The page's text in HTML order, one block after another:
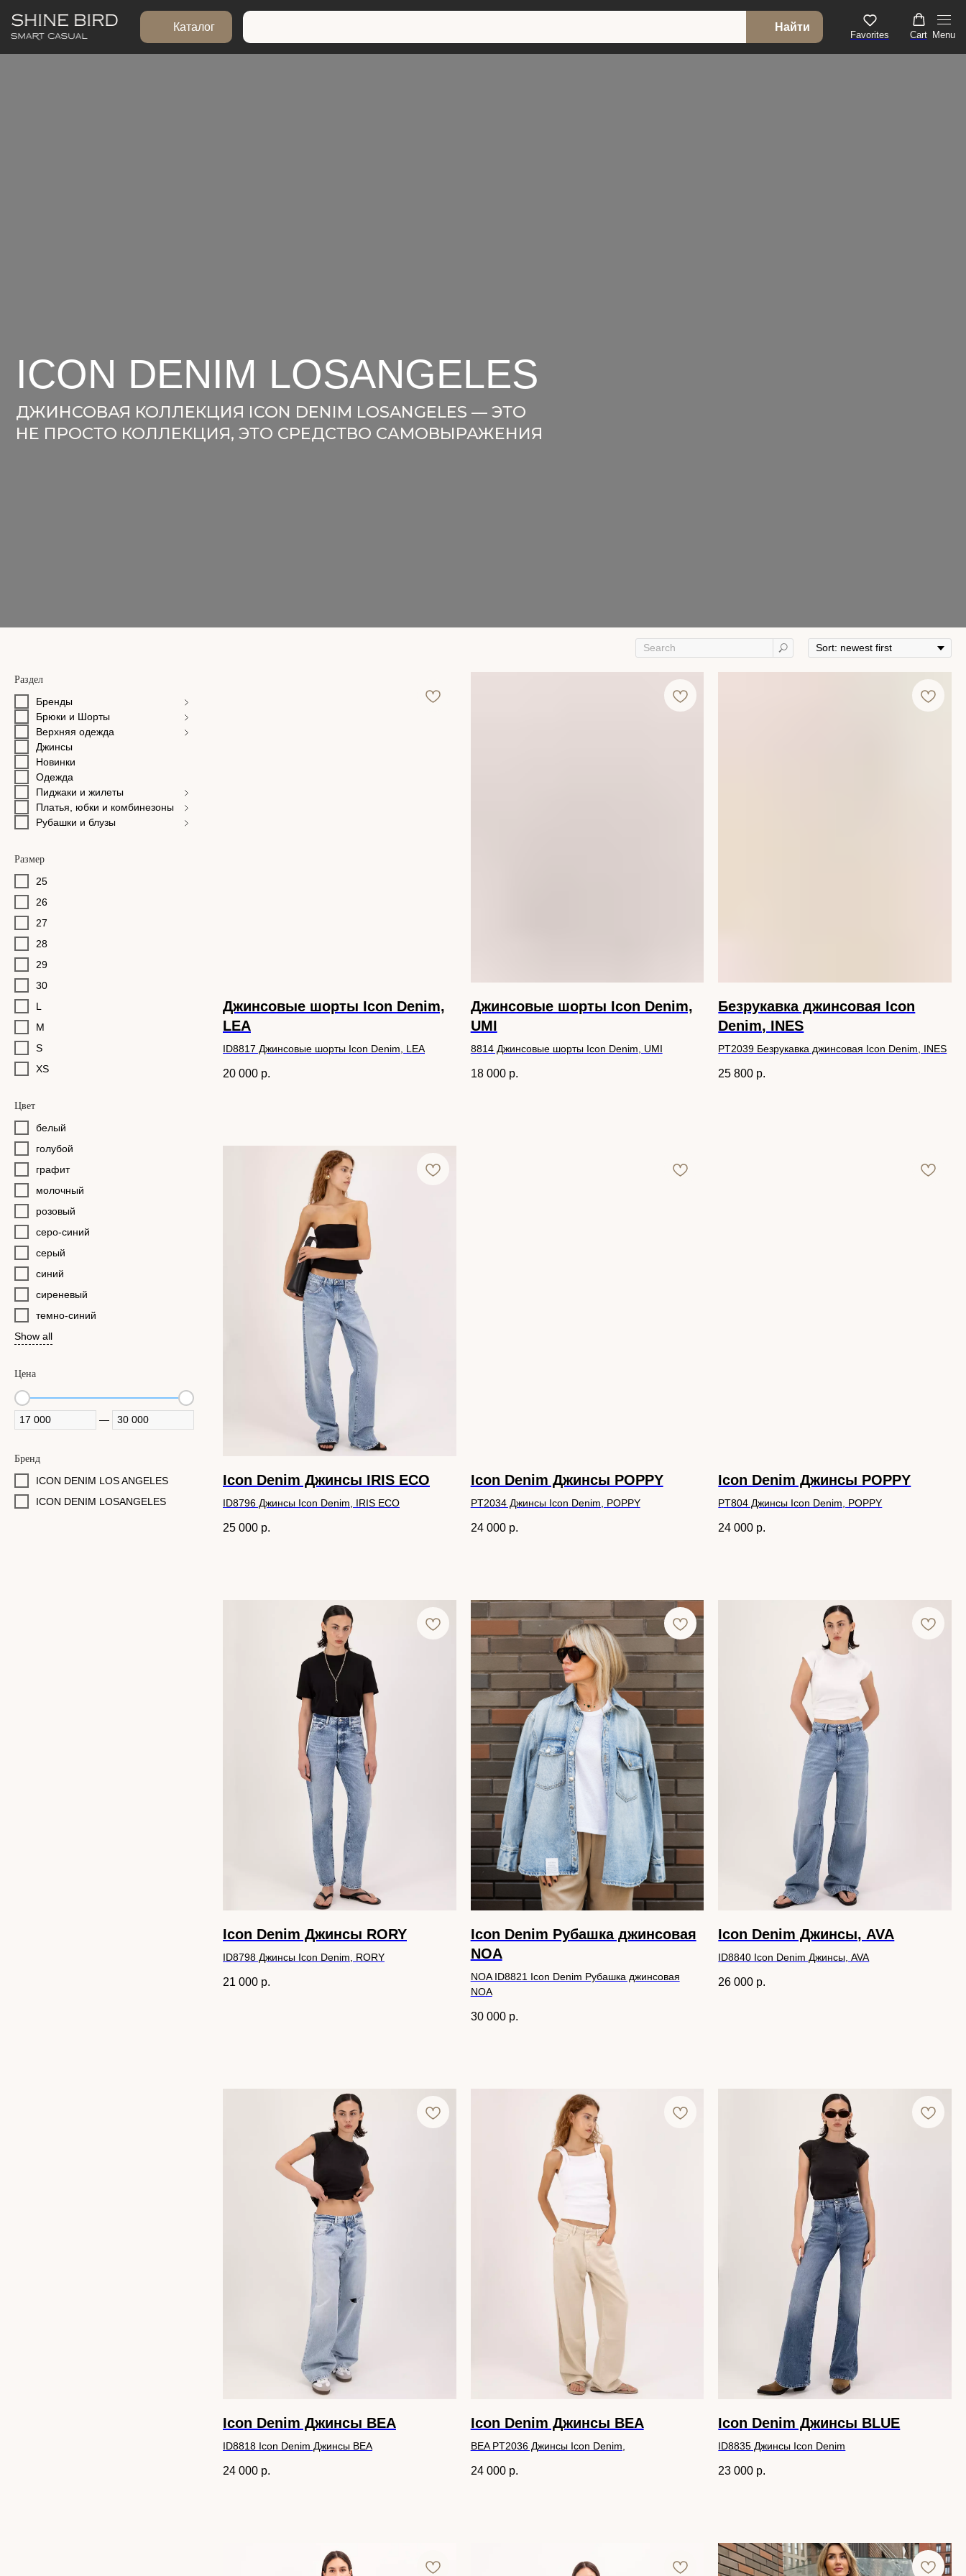
Каталог Найти
Favorites Cart Menu
ДЖИНСОВАЯ КОЛЛЕКЦИЯ ICON DENIM LOSANGELES — ЭТО
НЕ ПРОСТО КОЛЛЕКЦИЯ, ЭТО СРЕДСТВО САМОВЫРАЖЕНИЯ
Раздел
Бренды
Брюки и Шорты
Верхняя одежда
Джинсы
Новинки
Одежда
Пиджаки и жилеты
Платья, юбки и комбинезоны
Рубашки и блузы
Размер
25
26
27
28
29
30
L
M
S
XS
Цвет
белый
голубой
графит
молочный
розовый
серо-синий
серый
синий
сиреневый
темно-синий
Show all
Цена
—
Бренд
ICON DENIM LOS ANGELES
ICON DENIM LOSANGELES
Джинсовые шорты Icon Denim,
LEA
ID8817 Джинсовые шорты Icon Denim, LEA
20 000 р.
Джинсовые шорты Icon Denim,
UMI
8814 Джинсовые шорты Icon Denim, UMI
18 000 р.
Безрукавка джинсовая Icon
Denim, INES
PT2039 Безрукавка джинсовая Icon Denim, INES
25 800 р.
Icon Denim Джинсы IRIS ECO
ID8796 Джинсы Icon Denim, IRIS ECO
25 000 р.
Icon Denim Джинсы POPPY
PT2034 Джинсы Icon Denim, POPPY
24 000 р.
Icon Denim Джинсы POPPY
PT804 Джинсы Icon Denim, POPPY
24 000 р.
Icon Denim Джинсы RORY
ID8798 Джинсы Icon Denim, RORY
21 000 р.
Icon Denim Рубашка джинсовая
NOA
NOA ID8821 Icon Denim Рубашка джинсовая
NOA
30 000 р.
Icon Denim Джинсы, AVA
ID8840 Icon Denim Джинсы, AVA
26 000 р.
Icon Denim Джинсы BEA
ID8818 Icon Denim Джинсы BEA
24 000 р.
Icon Denim Джинсы BEA
BEA PT2036 Джинсы Icon Denim,
24 000 р.
Icon Denim Джинсы BLUE
ID8835 Джинсы Icon Denim
23 000 р.